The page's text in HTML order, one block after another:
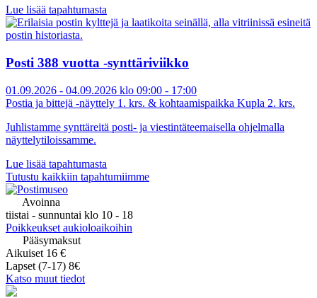
Lue lisää tapahtumasta
Posti 388 vuotta -synttäriviikko
01.09.2026 - 04.09.2026 klo 09:00 - 17:00
Postia ja bittejä -näyttely 1. krs. & kohtaamispaikka Kupla 2. krs.
Juhlistamme synttäreitä posti- ja viestintäteemaisella ohjelmalla
näyttelytiloissamme.
Lue lisää tapahtumasta
Tutustu kaikkiin tapahtumiimme
Avoinna
tiistai - sunnuntai klo 10 - 18
Poikkeukset aukioloaikoihin
Pääsymaksut
Aikuiset 16 €
Lapset (7-17) 8€
Katso muut tiedot